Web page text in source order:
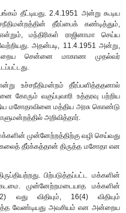
தீட்டியது. 2.4.1951 அன்று கூடிய
தீர்ப்பைக் கண்டித்தும்,
என்றும், மந்திரிகள் ராஜினாமா செய்ய
அதன்படி, 11.4.1951 அன்று,
சென்னை மாகாண முதல்வர்
உச்சநீதிமன்றம் தீர்ப்பளித்ததனால்
கோரும் வகுப்புவாரி உத்தரவு பற்றிய
மசோதாவினை மத்திய அரசு கொண்டு
அறிவித்தார்.
முன்னேற்றத்திற்கு வழி செய்வது
தீர்க்கத்தான் திருத்த மசோதா என
பிற்படுத்தப்பட்ட மக்களின்
கடமை. முன்னேற்றமடையாத மக்களின்
வது விதியும், 16(4) விதியும்
வேண்டியது அவசியம் என அன்றைய